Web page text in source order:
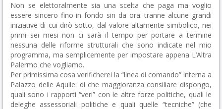
Non se elettoralmente sia una scelta che paga ma voglio
essere sincero fino in fondo sin da ora: tranne alcune grandi
iniziative di cui dirò sotto, dal valore altamente simbolico, nei
primi sei mesi non ci sarà il tempo per portare a termine
nessuna delle riforme strutturali che sono indicate nel mio
programma, ma semplicemente per impostare appena L’Altra
Palermo che vogliamo.
Per primissima cosa verificherei la “linea di comando” interna a
Palazzo delle Aquile: di che maggioranza consiliare dispongo,
quali sono i rapporti “veri” con le altre forze politiche, quali le
deleghe assessoriali politiche e quali quelle “tecniche” (che